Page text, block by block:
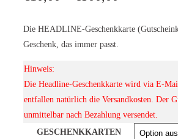
Die HEADLINE-Geschenkkarte
Geschenk, das immer passt.
Hinweis:
Die Headline-Geschenkkarte wird via E-
entfallen natürlich die Versandkosten. Der
unmittelbar nach Bezahlung versendet.
GESCHENKKARTEN